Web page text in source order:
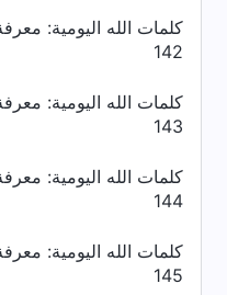
كلمات الله اليومية:
142
كلمات الله اليومية:
143
كلمات الله اليومية:
144
كلمات الله اليومية:
145